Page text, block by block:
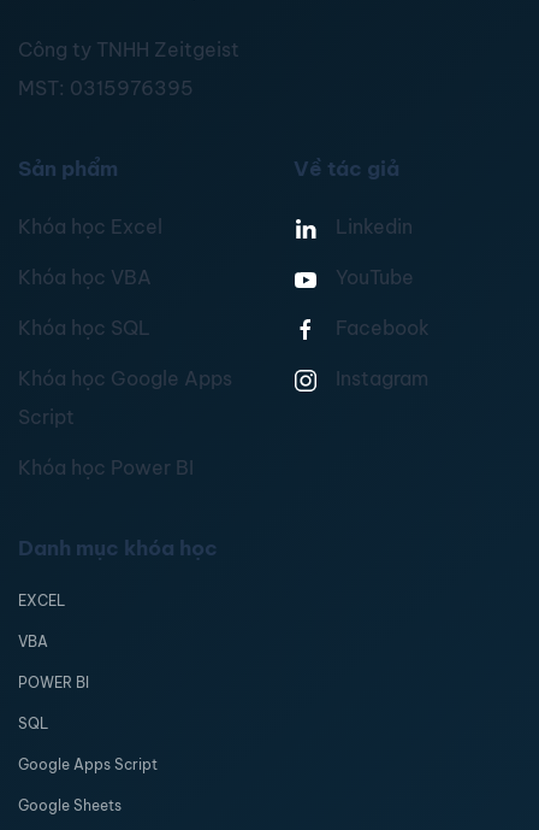
Công ty TNHH Zeitgeist
MST: 0315976395
Sản phẩm
Khóa học Excel
Khóa học VBA
Khóa học SQL
Khóa học Google Apps
Script
Khóa học Power BI
Về tác giả
Linkedin
YouTube
Facebook
Instagram
Danh mục khóa học
EXCEL
VBA
POWER BI
SQL
Google Apps Script
Google Sheets